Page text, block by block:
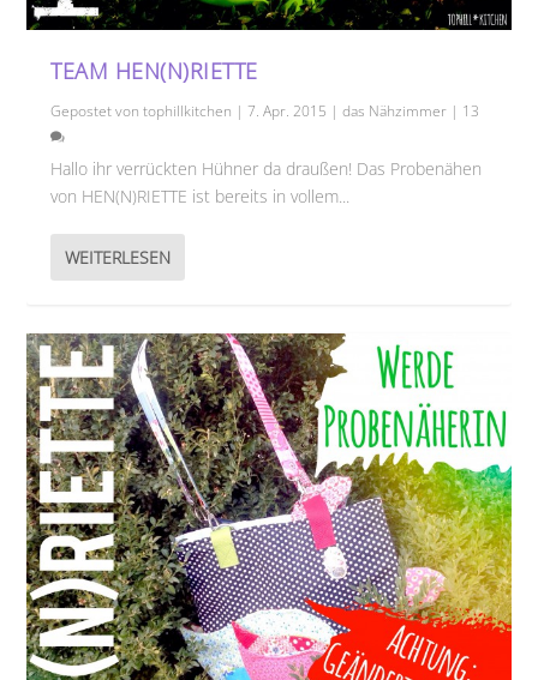
TEAM HEN(N)RIETTE
Gepostet vontophillkitchen |7. Apr. 2015 |das Nähzimmer | 13
Hallo ihr verrückten Hühner da draußen! Das Probenähen
von HEN(N)RIETTE ist bereits in vollem...
WEITERLESEN